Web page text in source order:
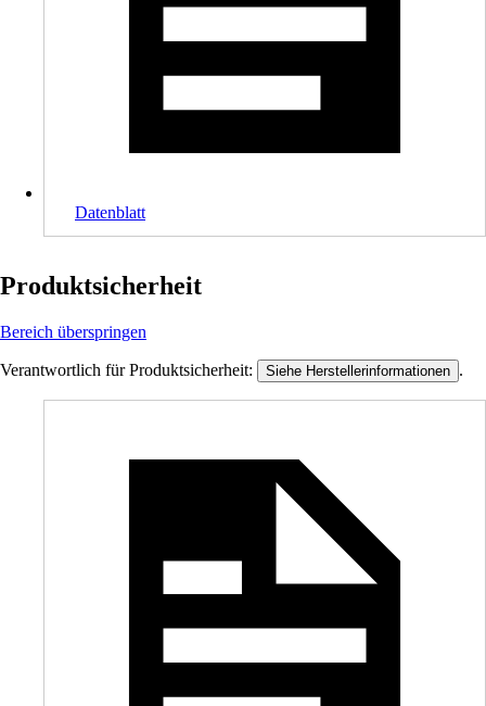
Datenblatt
Produktsicherheit
Bereich überspringen
Verantwortlich für Produktsicherheit: Siehe Herstellerinformationen .